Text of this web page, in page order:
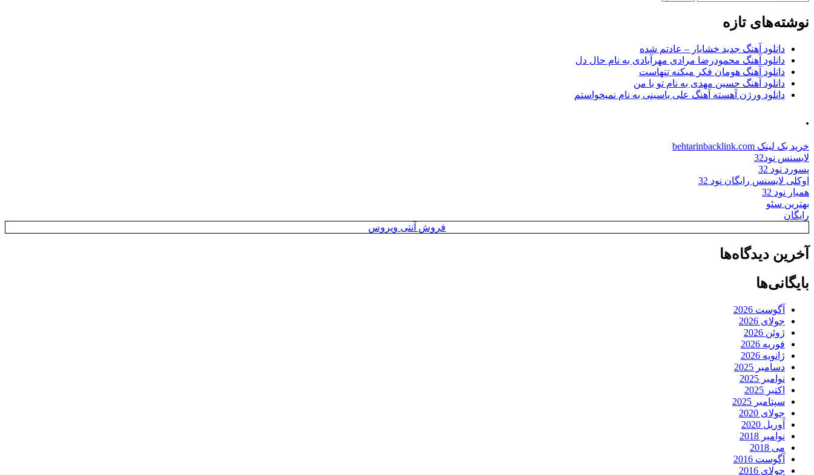
نوشته‌های تازه
دانلود آهنگ جدید خشایار – عادتم شده
دانلود آهنگ محمودرضا مرادی مهرآبادی به نام حال دل
دانلود آهنگ هومان فکر میکنه تنهاست
دانلود آهنگ حسین مهدی به نام تو با من
دانلود ورژن آهسته آهنگ علی یاسینی به نام نمیخواستم
.
خرید بک لینک behtarinbacklink.com
لایسنس نود32
پسورد نود 32
اوکلی لایسنس رایگان نود 32
همیار نود 32
بهترین سئو
رایگان
فروش آنتی ویروس
آخرین دیدگاه‌ها
بایگانی‌ها
آگوست 2026
جولای 2026
ژوئن 2026
فوریه 2026
ژانویه 2026
دسامبر 2025
نوامبر 2025
اکتبر 2025
سپتامبر 2025
جولای 2020
آوریل 2020
نوامبر 2018
می 2018
آگوست 2016
جولای 2016